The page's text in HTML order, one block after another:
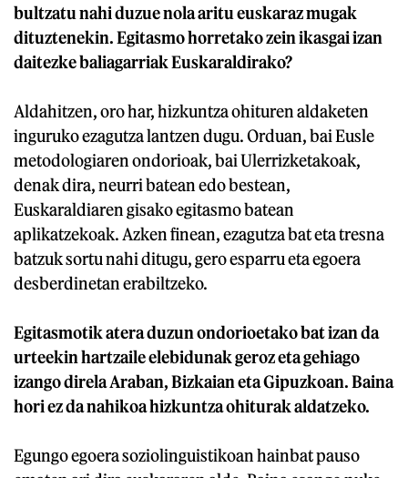
bultzatu nahi duzue nola aritu euskaraz mugak
dituztenekin. Egitasmo horretako zein ikasgai izan
daitezke baliagarriak Euskaraldirako?
Aldahitzen, oro har, hizkuntza ohituren aldaketen
inguruko ezagutza lantzen dugu. Orduan, bai Eusle
metodologiaren ondorioak, bai Ulerrizketakoak,
denak dira, neurri batean edo bestean,
Euskaraldiaren gisako egitasmo batean
aplikatzekoak. Azken finean, ezagutza bat eta tresna
batzuk sortu nahi ditugu, gero esparru eta egoera
desberdinetan erabiltzeko.
Egitasmotik atera duzun ondorioetako bat izan da
urteekin hartzaile elebidunak geroz eta gehiago
izango direla Araban, Bizkaian eta Gipuzkoan. Baina
hori ez da nahikoa hizkuntza ohiturak aldatzeko.
Egungo egoera soziolinguistikoan hainbat pauso